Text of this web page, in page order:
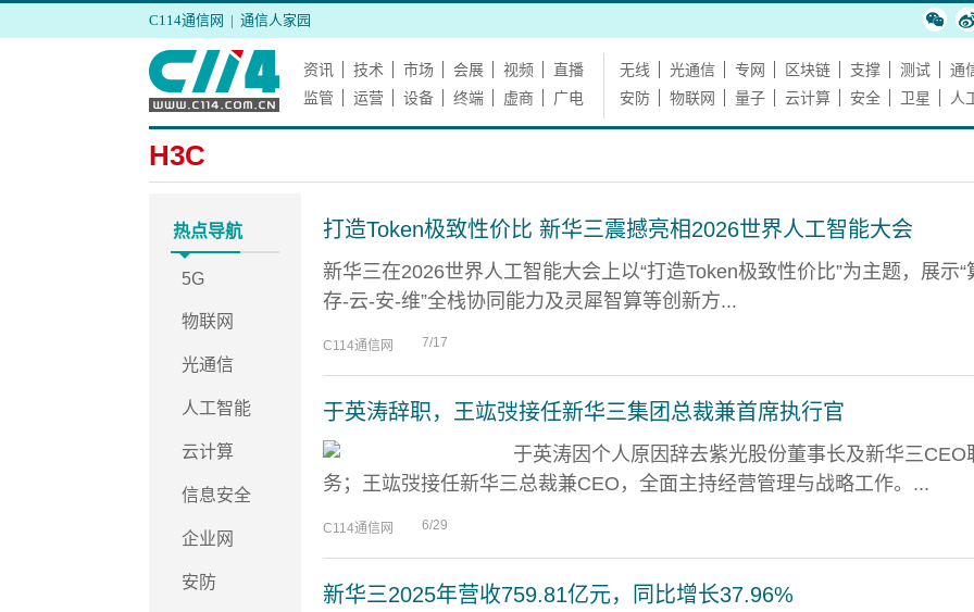
C114通信网 | 通信人家园
资讯 技术 市场 会展 视频
直播
监管
运营 设备 终端 虚商 广电
无线 光通信 专网 区块链 支撑 测试
通
安防
物联网 量子 云计算 安全 卫星 人
H3C
热点导航
5G
物联网
光通信
人工智能
云计算
信息安全
企业网
安防
打造Token极致性价比 新华三震撼亮相2026世界人工智能大会
新华三在2026世界人工智能大会上以“打造Token极致性价比”为主题，展示“
存-云-安-维”全栈协同能力及灵犀智算等创新方...
C114通信网 7/17
于英涛辞职，王竑弢接任新华三集团总裁兼首席执行官
于英涛因个人原因辞去紫光股份董事长及新华三CEO
务；王竑弢接任新华三总裁兼CEO，全面主持经营管理与战略工作。...
C114通信网 6/29
新华三2025年营收759.81亿元，同比增长37.96%